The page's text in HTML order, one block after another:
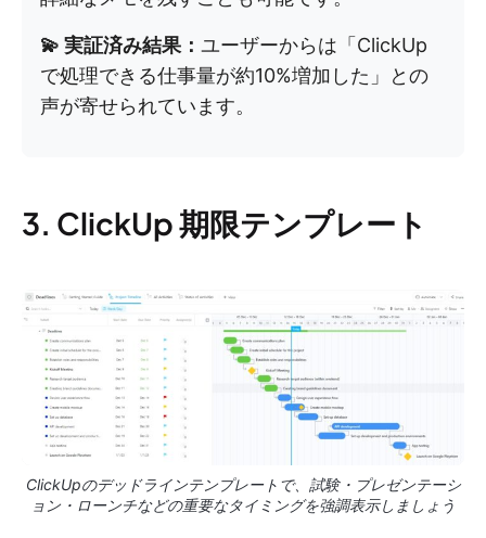
💫 実証済み結果： ユーザーからは「ClickUp
で処理できる仕事量が約10%増加した」との
声が寄せられています。
3. ClickUp 期限テンプレート
ClickUpのデッドラインテンプレートで、試験・プレゼンテーシ
ョン・ローンチなどの重要なタイミングを強調表示しましょう